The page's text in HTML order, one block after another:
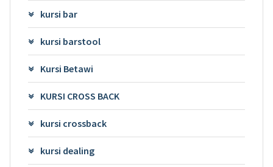
kursi bar
kursi barstool
Kursi Betawi
KURSI CROSS BACK
kursi crossback
kursi dealing